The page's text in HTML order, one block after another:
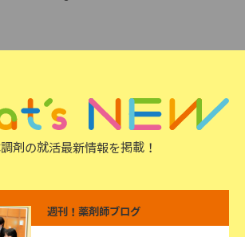
調剤の就活最新情報を掲載！
週刊！薬剤師ブログ